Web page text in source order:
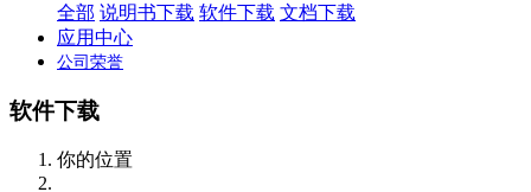
全部 说明书下载 软件下载 文档下载
应用中心
公司荣誉
软件下载
你的位置